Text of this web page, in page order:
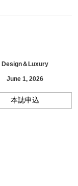
Design＆Luxury
June 1, 2026
本誌申込